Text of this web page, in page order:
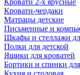
Кровати 2-х ярусные
Кровати-чердаки
Матрацы детские
Письменные и
Шкафы и стеллажи
Полки для детской
Ящики для кроватей
Бортики и спинки
Кухня и столовая